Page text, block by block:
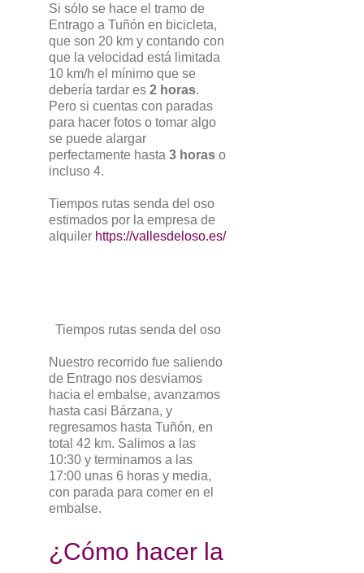
Si sólo se hace el tramo de
Entrago a Tuñón en bicicleta,
que son 20 km y contando con
que la velocidad está limitada
10 km/h el mínimo que se
debería tardar es 2 horas.
Pero si cuentas con paradas
para hacer fotos o tomar algo
se puede alargar
perfectamente hasta 3 horas o
incluso 4.
Tiempos rutas senda del oso
estimados por la empresa de
alquiler https://vallesdeloso.es/
Tiempos rutas senda del oso
Nuestro recorrido fue saliendo
de Entrago nos desviamos
hacia el embalse, avanzamos
hasta casi Bárzana, y
regresamos hasta Tuñón, en
total 42 km. Salimos a las
10:30 y terminamos a las
17:00 unas 6 horas y media,
con parada para comer en el
embalse.
¿Cómo hacer la